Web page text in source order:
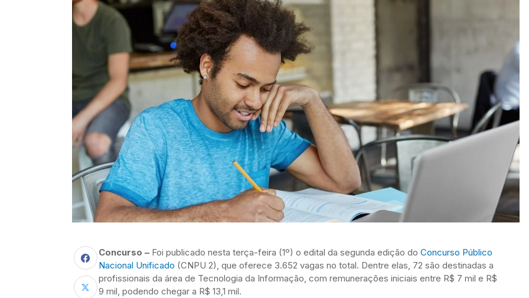
Concurso – Foi publicado nesta terça-feira (1º) o edital da segunda edição do Concurso Público
Nacional Unificado (CNPU 2), que oferece 3.652 vagas no total. Dentre elas, 72 são destinadas a
profissionais da área de Tecnologia da Informação, com remunerações iniciais entre R$ 7 mil e R$
9 mil, podendo chegar a R$ 13,1 mil.